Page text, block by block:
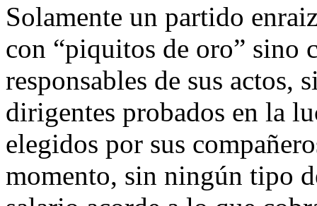
Solamente un partido
con “piquitos de oro” sino
responsables de sus
dirigentes probados en la
elegidos por sus
momento, sin ningún tipo